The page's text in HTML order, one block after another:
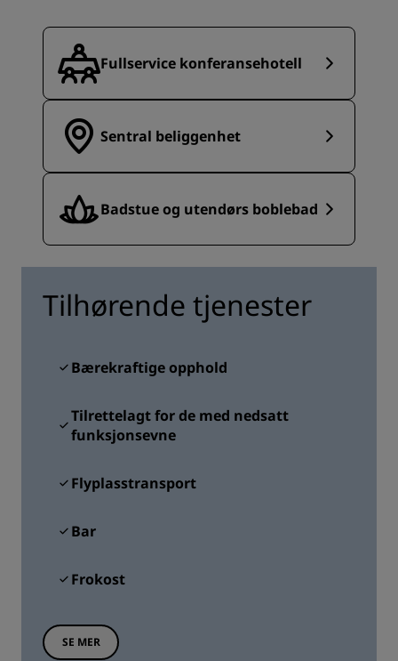
Fullservice konferansehotell
Sentral beliggenhet
Badstue og utendørs boblebad
Tilhørende tjenester
Bærekraftige opphold
Tilrettelagt for de med nedsatt
funksjonsevne
Flyplasstransport
Bar
Frokost
SE MER